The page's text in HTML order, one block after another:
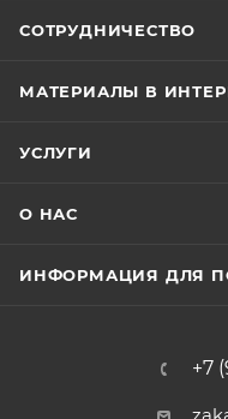
СОТРУДНИЧЕСТВО
МАТЕРИАЛЫ В
УСЛУГИ
О НАС
ИНФОРМАЦИЯ ДЛЯ
+7